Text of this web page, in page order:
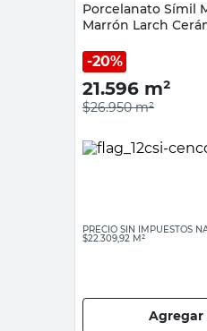
Porcelanato Símil
Marrón Larch
20%
21.596 m²
$26.950m²
PRECIO SIN IMPUESTOS
$22.309,92 M²
Agregar